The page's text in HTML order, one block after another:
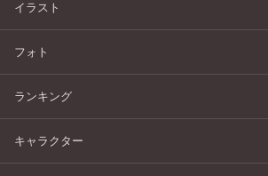
イラスト
フォト
ランキング
キャラクター